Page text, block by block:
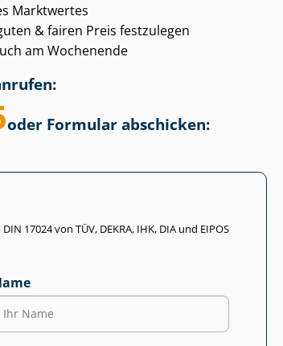
Marktwertes
& fairen Preis festzulegen
am Wochenende
oder Formular abschicken:
17024 von TÜV, DEKRA, IHK, DIA und EIPOS